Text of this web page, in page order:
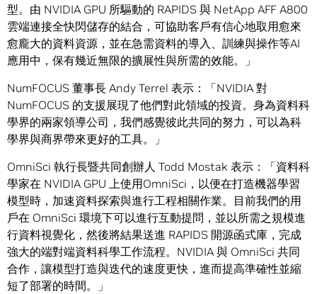
型。由 NVIDIA GPU 所驅動的 RAPIDS 與 NetApp AFF A800
雲端連接全快閃儲存的結合，可協助客戶有信心地取用愈來
愈龐大的資料資源，並在急需資料的導入、訓練與操作等AI
應用中，保有幾近無限的擴展性與所需的效能。」
NumFOCUS 董事長 Andy Terrel 表示：「NVIDIA 對
NumFOCUS 的支援展現了他們對此領域的投資。身為資料科
學界的兩家領導公司，我們感覺彼此共同的努力，可以為科
學界與商界帶來更好的工具。」
OmniSci 執行長暨共同創辦人 Todd Mostak 表示：「資料科
學家在 NVIDIA GPU 上使用OmniSci，以便在打造機器學習
模型時，加速資料探索與進行工程相關作業。目前我們的用
戶在 OmniSci 環境下可以進行互動提問，並以所需之規模進
行資料視覺化，然後將結果送進 RAPIDS 開源函式庫，完成
強大的端對端資料科學工作流程。NVIDIA 與 OmniSci 共同
合作，讓模型打造與迭代的速度更快，進而提高準確性並縮
短了部署的時間。」